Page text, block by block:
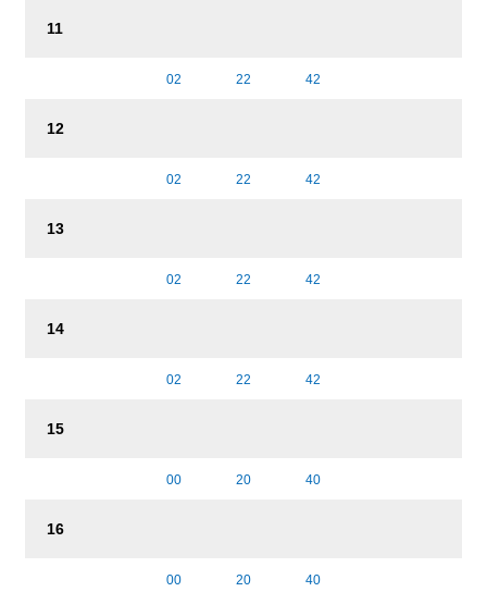
11
02 22 42
12
02 22 42
13
02 22 42
14
02 22 42
15
00 20 40
16
00 20 40